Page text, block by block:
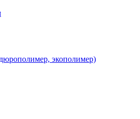
экополимер)